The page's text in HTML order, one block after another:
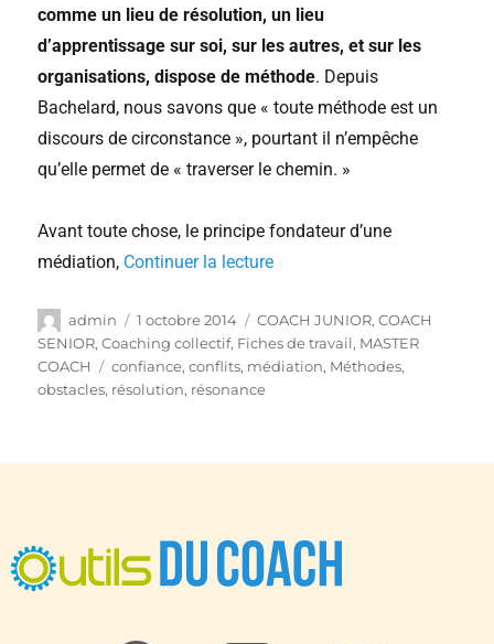
comme un lieu de résolution, un lieu
d’apprentissage sur soi, sur les autres, et sur les
organisations, dispose de méthode. Depuis
Bachelard, nous savons que « toute méthode est un
discours de circonstance », pourtant il n’empêche
qu’elle permet de « traverser le chemin. »
Avant toute chose, le principe fondateur d’une
médiation, Continuer la lecture
admin 1 octobre 2014 COACH JUNIOR,COACH
SENIOR,Coaching collectif, Fiches de travail, MASTER
COACH
confiance,conflits, médiation, Méthodes,
obstacles, résolution, résonance